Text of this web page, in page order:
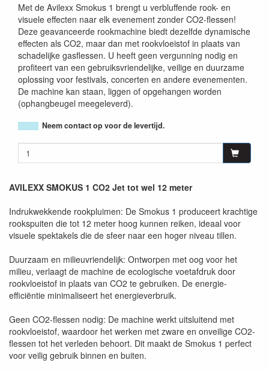
Met de Avilexx Smokus 1 brengt u verbluffende rook- en
visuele effecten naar elk evenement zonder CO2-flessen!
Deze geavanceerde rookmachine biedt dezelfde dynamische
effecten als CO2, maar dan met rookvloeistof in plaats van
schadelijke gasflessen. U heeft geen vergunning nodig en
profiteert van een gebruiksvriendelijke, veilige en duurzame
oplossing voor festivals, concerten en andere evenementen.
De machine kan staan, liggen of opgehangen worden
(ophangbeugel meegeleverd).
Neem contact op voor de levertijd.
AVILEXX SMOKUS 1 CO2 Jet tot wel 12 meter
Indrukwekkende rookpluimen: De Smokus 1 produceert krachtige
rookspuiten die tot 12 meter hoog kunnen reiken, ideaal voor
visuele spektakels die de sfeer naar een hoger niveau tillen.
Duurzaam en milieuvriendelijk: Ontworpen met oog voor het
milieu, verlaagt de machine de ecologische voetafdruk door
rookvloeistof in plaats van CO2 te gebruiken. De energie-
efficiëntie minimaliseert het energieverbruik.
Geen CO2-flessen nodig: De machine werkt uitsluitend met
rookvloeistof, waardoor het werken met zware en onveilige CO2-
flessen tot het verleden behoort. Dit maakt de Smokus 1 perfect
voor veilig gebruik binnen en buiten.